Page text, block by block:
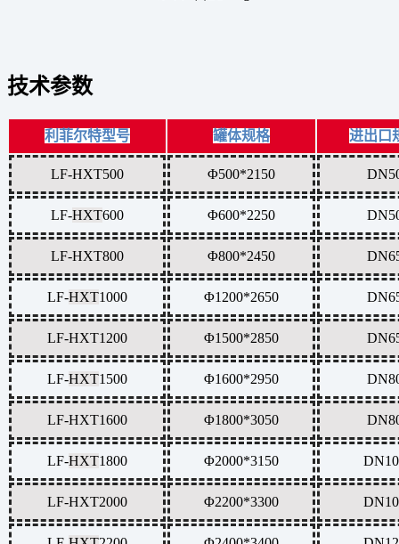
技术参数
利菲尔特型号 罐体规格 进出口
LF-HXT500 Φ500*2150
LF-HXT600 Φ600*2250
LF-HXT800 Φ800*2450
LF-HXT1000 Φ1200*2650
LF-HXT1200 Φ1500*2850
LF-HXT1500 Φ1600*2950
LF-HXT1600 Φ1800*3050
LF-HXT1800 Φ2000*3150
LF-HXT2000 Φ2200*3300